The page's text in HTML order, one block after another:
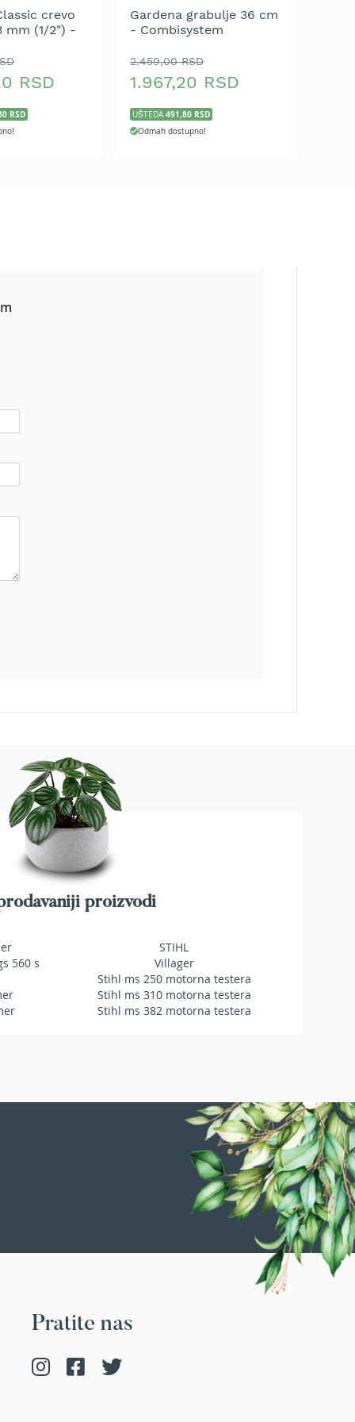
crevo
mm (1/2") -
RSD
RSD
Gardena grabulje 36 cm
- Combisystem
2.459,00 RSD
1.967,20 RSD
UŠTEDA 491,80 RSD
Odmah dostupno!
proizvodi
560 s
STIHL
Villager
Stihl ms 250 motorna testera
Stihl ms 310 motorna testera
Stihl ms 382 motorna testera
Pratite nas